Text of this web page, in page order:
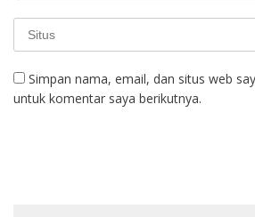
Simpan nama, email, dan situs web
untuk komentar saya berikutnya.